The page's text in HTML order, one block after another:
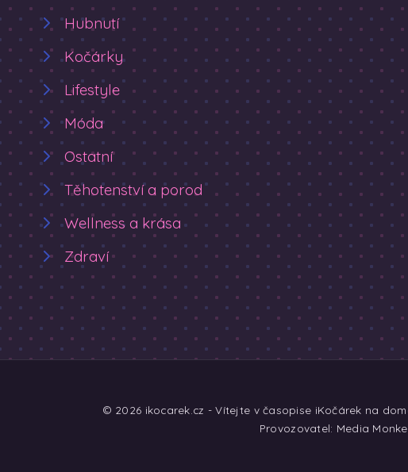
Hubnutí
Kočárky
Lifestyle
Móda
Ostatní
Těhotenství a porod
Wellness a krása
Zdraví
© 2026 ikocarek.cz - Vítejte v časopise iKočárek na
Provozovatel: Media